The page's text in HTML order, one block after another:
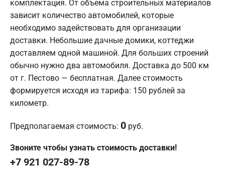
комплектация. От объема строительных материалов
зависит количество автомобилей, которые
необходимо задействовать для организации
доставки. Небольшие дачные домики, коттеджи
доставляем одной машиной. Для больших строений
обычно нужно два автомобиля. Доставка до 500 км
от г. Пестово — бесплатная. Далее стоимость
формируется исходя из тарифа: 150 рублей за
километр.
Предполагаемая стоимость: 0 руб.
Звоните чтобы узнать стоимость доставки!
+7 921 027-89-78